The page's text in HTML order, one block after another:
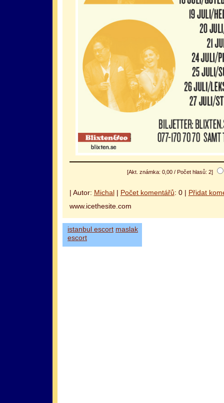
[Akt. známka: 0,00 / Počet hlasů: 2]
| Autor: Michal| Počet komentářů: 0 | Přidat
www.icethesite.com
istanbul escort maslak
escort